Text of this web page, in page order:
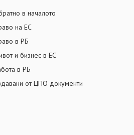
в началото
на ЕС
в РБ
и бизнес в ЕС
в РБ
от ЦПО документи